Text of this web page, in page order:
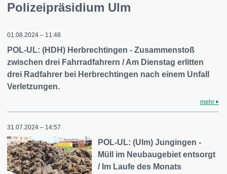
Polizeipräsidium Ulm
01.08.2024 – 11:48
POL-UL: (HDH) Herbrechtingen - Zusammenstoß
zwischen drei Fahrradfahrern / Am Dienstag erlitten
drei Radfahrer bei Herbrechtingen nach einem Unfall
Verletzungen.
mehr
31.07.2024 – 14:57
POL-UL: (Ulm) Jungingen -
Müll im Neubaugebiet entsorgt
/ Im Laufe des Monats